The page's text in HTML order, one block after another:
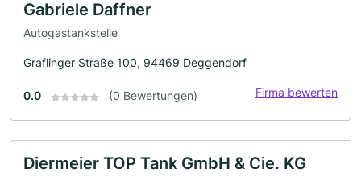
Gabriele Daffner
Autogastankstelle
Graflinger Straße 100, 94469 Deggendorf
0.0 (0 Bewertungen) Firma bewerten
Diermeier TOP Tank GmbH & Cie. KG